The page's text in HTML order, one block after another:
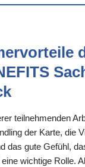
teilnehmenden
der Karte, die
das gute Gefühl,
wichtige Rolle.